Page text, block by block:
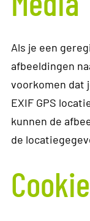
Als je een
afbeeldingen
voorkomen dat
EXIF GPS
kunnen de
de